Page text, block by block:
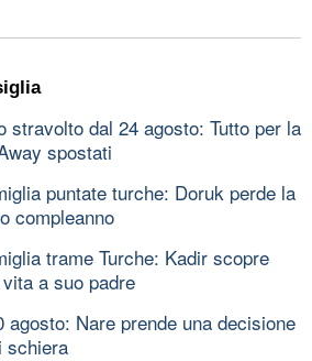
stravolto dal 24 agosto: Tutto per la
spostati
puntate turche: Doruk perde la
compleanno
trame Turche: Kadir scopre
a suo padre
agosto: Nare prende una decisione
schiera